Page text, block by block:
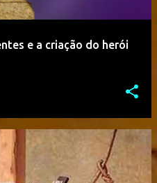
e a criação do herói